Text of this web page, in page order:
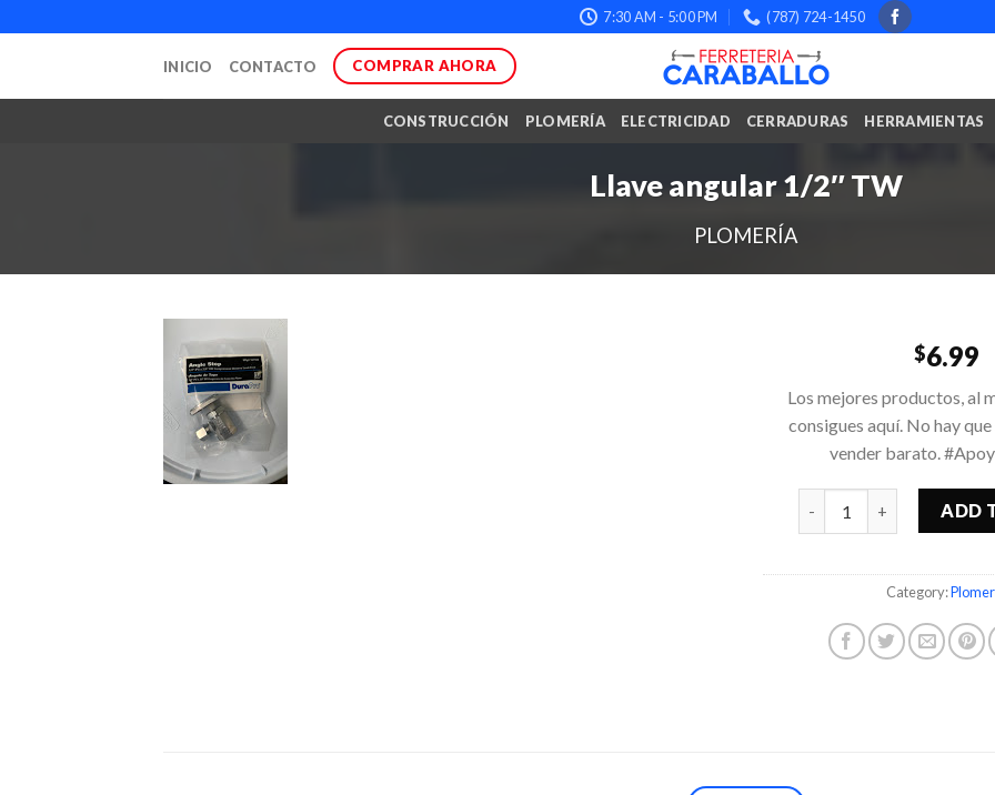
to
7:30 AM - 5:00 PM (787) 724-1450
INICIO CONTACTO COMPRAR AHORA
CONSTRUCCIÓN PLOMERÍA ELECTRICIDAD CERRADURAS HERRAMIENTAS
Llave angular 1/2″ TW
PLOMERÍA
$6.99
Los mejores productos, al
consigues aquí. No hay
vender barato.
ADD
Category: